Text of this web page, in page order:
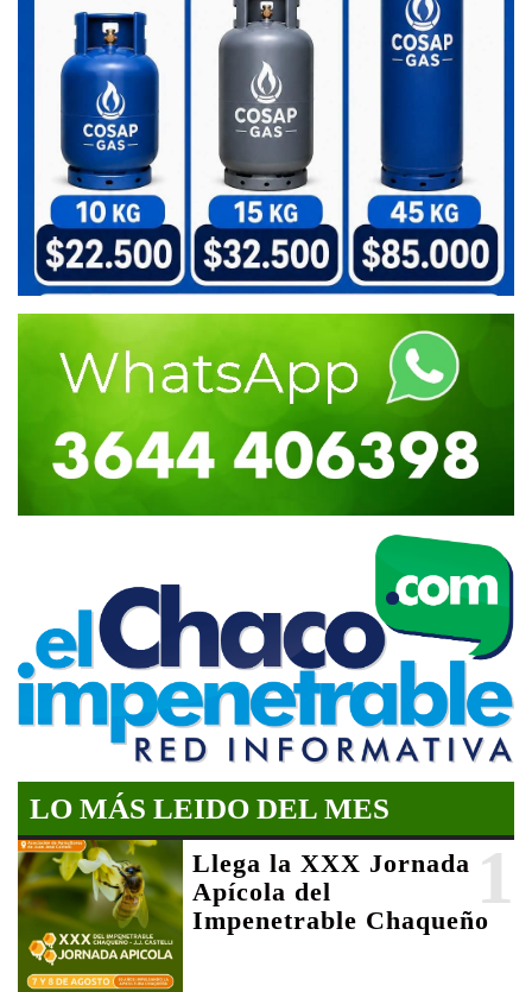
LO MÁS LEIDO DEL MES
1
Llega la XXX Jornada
Apícola del
Impenetrable Chaqueño